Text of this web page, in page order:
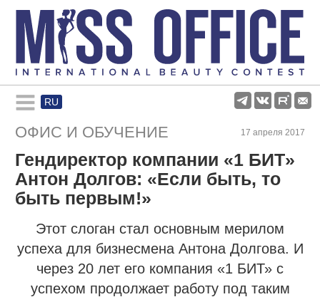
RU
Rules and regulations
About pageant
Participants
Gallery
ОФИС И ОБУЧЕНИЕ 17 апреля 2017
Гендиректор компании «1 БИТ»
Антон Долгов: «Если быть, то
быть первым!»
Этот слоган стал основным мерилом
успеха для бизнесмена Антона Долгова. И
через 20 лет его компания «1 БИТ» с
успехом продолжает работу под таким